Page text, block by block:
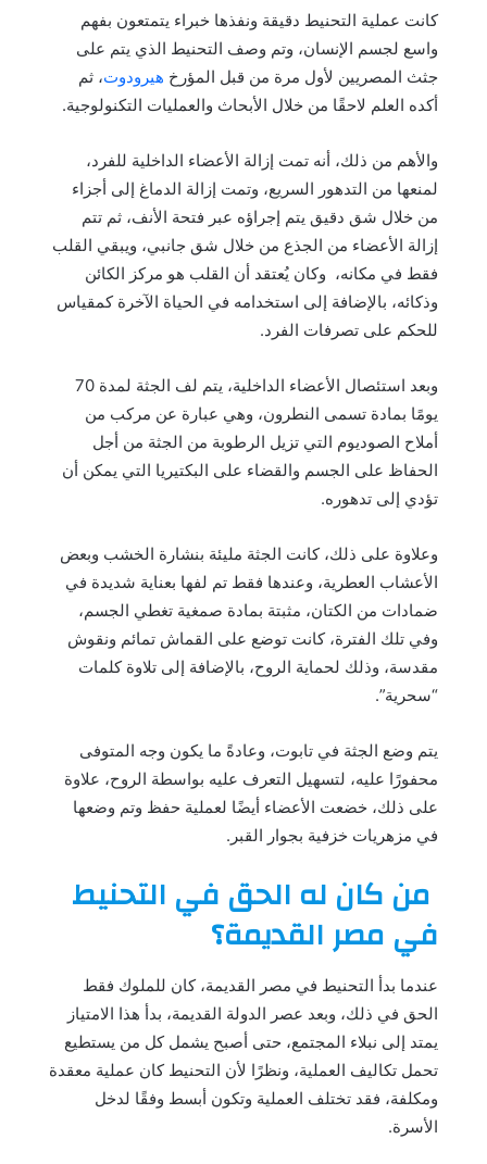
كانت عملية التحنيط دقيقة ونفذها خبراء يتمتعون بفهم
واسع لجسم الإنسان، وتم وصف التحنيط الذي يتم على
جثث المصريين لأول مرة من قبل المؤرخ هيرودوت، ثم
أكده العلم لاحقًا من خلال الأبحاث والعمليات التكنولوجية.
والأهم من ذلك، أنه تمت إزالة الأعضاء الداخلية للفرد،
لمنعها من التدهور السريع، وتمت إزالة الدماغ إلى أجزاء
من خلال شق دقيق يتم إجراؤه عبر فتحة الأنف، ثم تتم
إزالة الأعضاء من الجذع من خلال شق جانبي، ويبقي القلب
فقط في مكانه، وكان يُعتقد أن القلب هو مركز الكائن
وذكائه، بالإضافة إلى استخدامه في الحياة الآخرة كمقياس
للحكم على تصرفات الفرد.
وبعد استئصال الأعضاء الداخلية، يتم لف الجثة لمدة 70
يومًا بمادة تسمى النطرون، وهي عبارة عن مركب من
أملاح الصوديوم التي تزيل الرطوبة من الجثة من أجل
الحفاظ على الجسم والقضاء على البكتيريا التي يمكن أن
تؤدي إلى تدهوره.
وعلاوة على ذلك، كانت الجثة مليئة بنشارة الخشب وبعض
الأعشاب العطرية، وعندها فقط تم لفها بعناية شديدة في
ضمادات من الكتان، مثبتة بمادة صمغية تغطي الجسم،
وفي تلك الفترة، كانت توضع على القماش تمائم ونقوش
مقدسة، وذلك لحماية الروح، بالإضافة إلى تلاوة كلمات
“سحرية”.
يتم وضع الجثة في تابوت، وعادةً ما يكون وجه المتوفى
محفورًا عليه، لتسهيل التعرف عليه بواسطة الروح، علاوة
على ذلك، خضعت الأعضاء أيضًا لعملية حفظ وتم وضعها
في مزهريات خزفية بجوار القبر.
من كان له الحق في التحنيط
في مصر القديمة؟
عندما بدأ التحنيط في مصر القديمة، كان للملوك فقط
الحق في ذلك، وبعد عصر الدولة القديمة، بدأ هذا الامتياز
يمتد إلى نبلاء المجتمع، حتى أصبح يشمل كل من يستطيع
تحمل تكاليف العملية، ونظرًا لأن التحنيط كان عملية معقدة
ومكلفة، فقد تختلف العملية وتكون أبسط وفقًا لدخل
الأسرة.